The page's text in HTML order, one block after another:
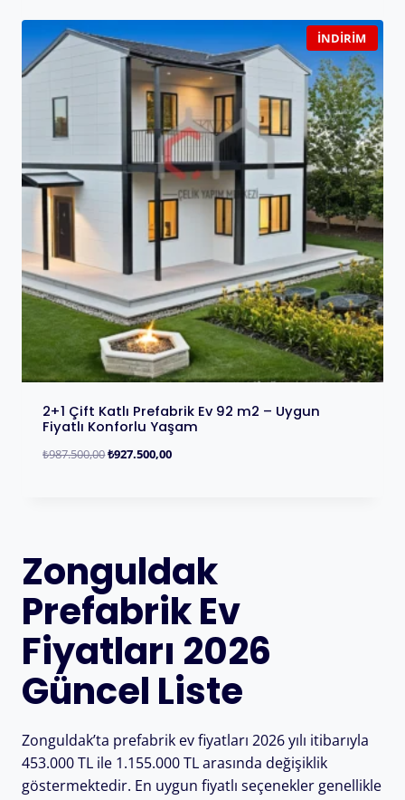
İNDIRIM
2+1 Çift Katlı Prefabrik Ev 92 m2 – Uygun
Fiyatlı Konforlu Yaşam
₺987.500,00₺927.500,00
Zonguldak
Prefabrik Ev
Fiyatları 2026
Güncel Liste
Zonguldak’ta prefabrik ev fiyatları 2026 yılı itibarıyla
453.000 TL ile 1.155.000 TL arasında değişiklik
göstermektedir. En uygun fiyatlı seçenekler genellikle